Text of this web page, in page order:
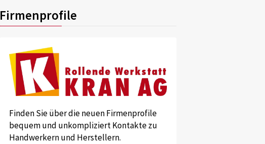
Firmenprofile
Finden Sie über die neuen Firmenprofile
bequem und unkompliziert Kontakte zu
Handwerkern und Herstellern.